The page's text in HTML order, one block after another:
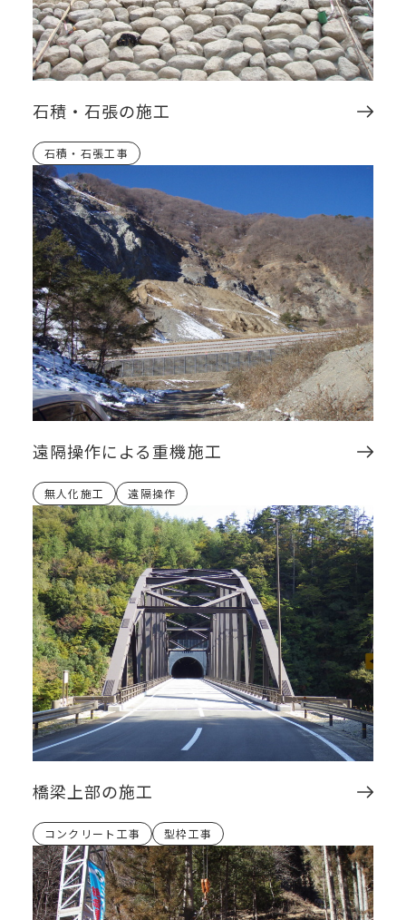
石積・石張の施工
石積・石張工事
遠隔操作による重機施工
無人化施工 遠隔操作
橋梁上部の施工
コンクリート工事 型枠工事